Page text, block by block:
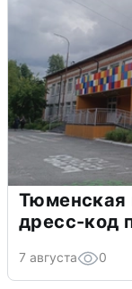
Тюменская
дресс-код
7 августа 0